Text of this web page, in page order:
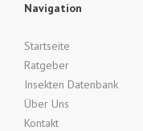
Navigation
Startseite
Ratgeber
Insekten Datenbank
Über Uns
Kontakt